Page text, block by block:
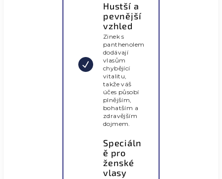
Hustší a
pevnější
vzhled
Zinek s
panthenolem
dodávají
vlasům
chybějící
vitalitu,
takže váš
účes působí
plnějším,
bohatším a
zdravějším
dojmem.
Speciáln
ě pro
ženské
vlasy